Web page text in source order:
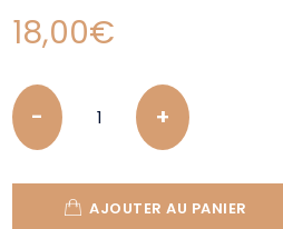
18,00€
Quantity
AJOUTER AU PANIER